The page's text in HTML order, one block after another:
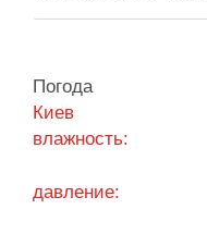
що станом на 5
старту
Погода
Киев
влажность:
давление: